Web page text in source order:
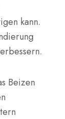
kann.
Beizen